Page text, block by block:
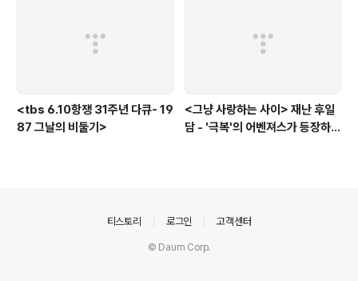
<tbs 6.10항쟁 31주년 다큐- 19
87 그날의 비둘기>
<그냥 사랑하는 사이> 재난 후일
담 - '극복'의 어벤져스가 등장하
티스토리 로그인 고객센터
© Daum Corp.